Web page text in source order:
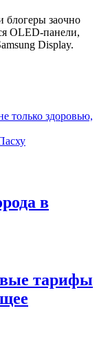
заочно
OLED-панели,
Display.
только здоровью,
в
тарифы